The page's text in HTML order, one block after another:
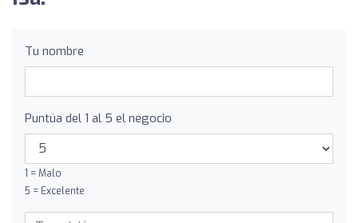
Tu nombre
Puntúa del 1 al 5 el negocio
1 = Malo
5 = Excelente